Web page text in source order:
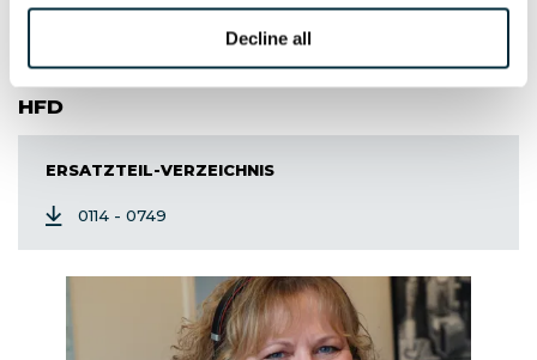
Decline all
Ölmengenteiler
HFD
ERSATZTEIL-VERZEICHNIS
0114 - 0749